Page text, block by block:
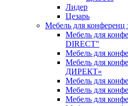
Лидер
Цезарь
Мебель для конференц
Мебель для
DIRECT"
Мебель для
Мебель для
ДИРЕКТ»
Мебель для
Мебель для
Мебель для